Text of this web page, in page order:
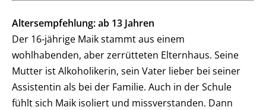
Altersempfehlung: ab 13 Jahren
Der 16-jährige Maik stammt aus einem
wohlhabenden, aber zerrütteten Elternhaus. Seine
Mutter ist Alkoholikerin, sein Vater lieber bei seiner
Assistentin als bei der Familie. Auch in der Schule
fühlt sich Maik isoliert und missverstanden. Dann